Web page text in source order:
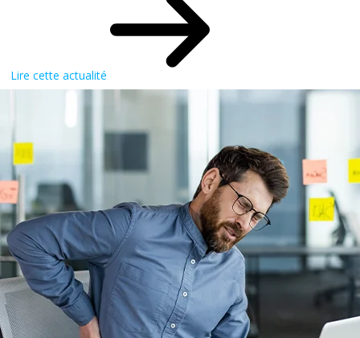
Lire cette actualité